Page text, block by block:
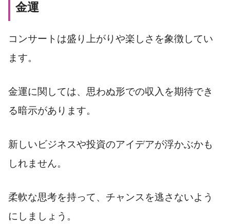
金運
コンサートは盛り上がりや楽しさを象徴してい
ます。
金運に関しては、思わぬ形での収入を期待でき
る暗示があります。
新しいビジネスや投資のアイデアが浮かぶかも
しれません。
柔軟な思考を持って、チャンスを逃さないよう
にしましょう。